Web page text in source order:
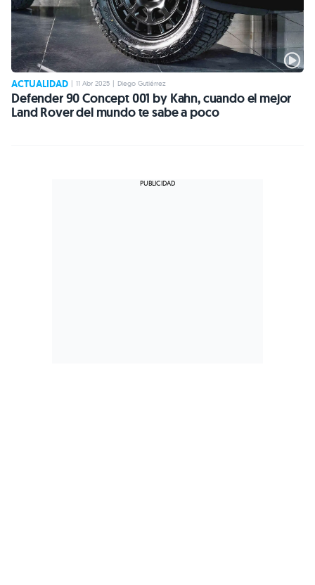
ACTUALIDAD 11 Abr 2025 Diego Gutiérrez
Defender 90 Concept 001 by Kahn, cuando el mejor
Land Rover del mundo te sabe a poco